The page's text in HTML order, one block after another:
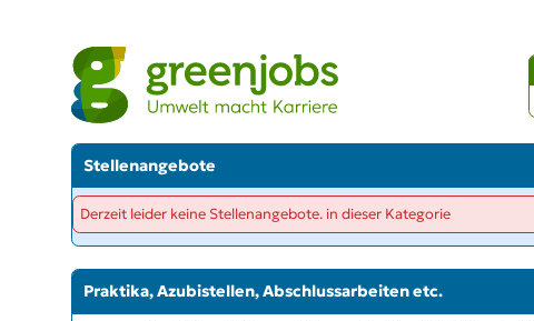
Stellenangebote
Derzeit leider keine Stellenangebote. in dieser Kategorie
Praktika, Azubistellen, Abschlussarbeiten etc.